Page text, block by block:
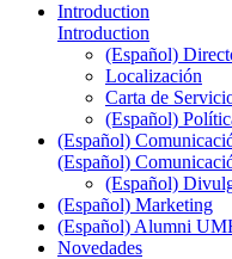
Introduction
Introduction
(Español)
Localización
Carta de
(Español)
(Español)
(Español)
(Español)
(Español) Marketing
(Español) Alumni
Novedades